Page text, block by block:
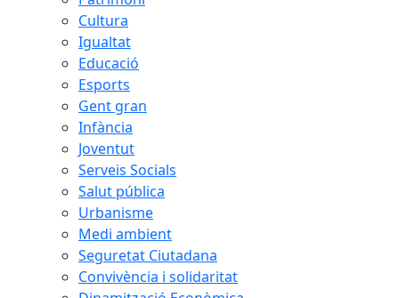
Cultura
Igualtat
Educació
Esports
Gent gran
Infància
Joventut
Serveis Socials
Salut pública
Urbanisme
Medi ambient
Seguretat Ciutadana
Convivència i solidaritat